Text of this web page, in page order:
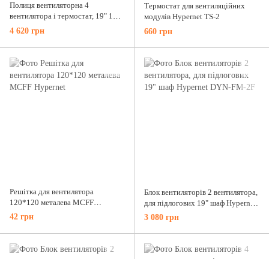
Полиця вентиляторна 4
вентилятора і термостат, 19" 1U,
220В Hypernet FS-4F-T
4 620 грн
Термостат для вентиляційних
модулів Hypernet TS-2
660 грн
Решітка для вентилятора
120*120 металева MCFF
Hypernet
42 грн
Блок вентиляторів 2 вентилятора,
для підлогових 19" шаф Hypernet
DYN-FM-2F
3 080 грн